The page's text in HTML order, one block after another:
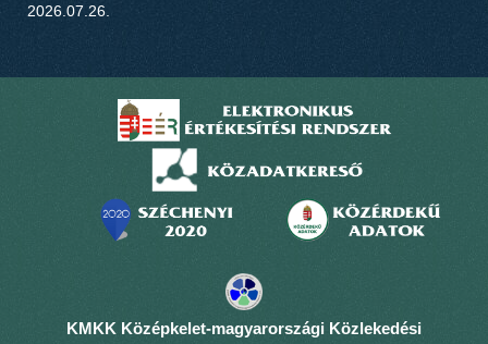
2026.07.26.
KMKK Középkelet-magyarországi Közlekedési